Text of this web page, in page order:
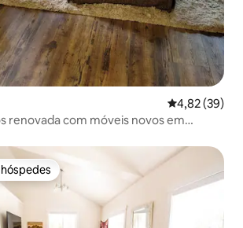
4,82 de uma
4,82 (39)
renovada com móveis novos em
preferidos dos hóspedes